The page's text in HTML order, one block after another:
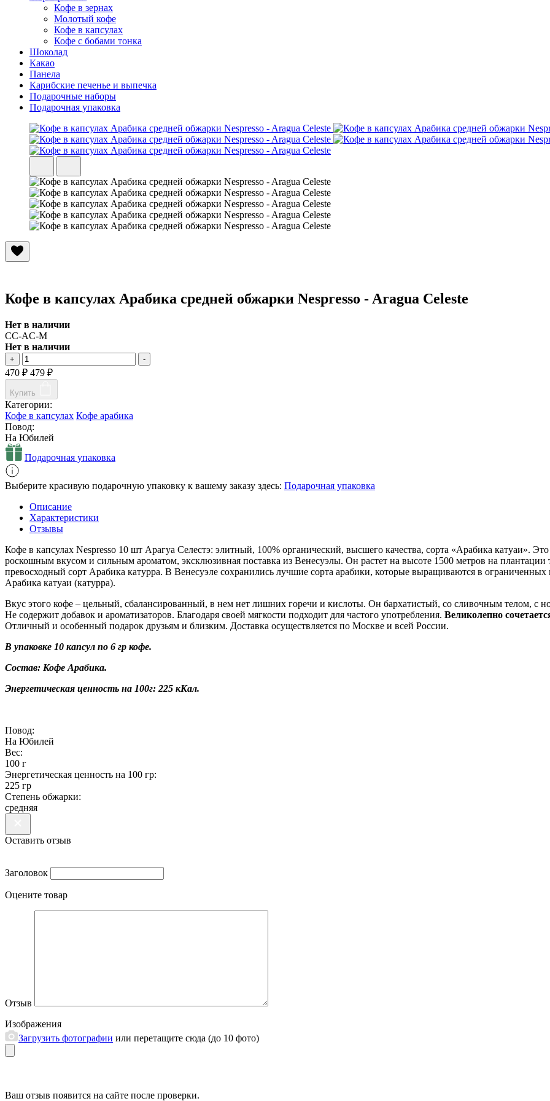
Кофе в зернах
Молотый кофе
Кофе в капсулах
Кофе с бобами тонка
Шоколад
Какао
Панела
Карибские печенье и выпечка
Подарочные наборы
Подарочная упаковка
Кофе в капсулах Арабика средней обжарки Nespresso - Aragua Celeste
Нет в наличии
CC-AC-M
Нет в наличии
+ -
470 ₽ 479 ₽
Купить
Категории:
Кофе в капсулах Кофе арабика
Повод:
На Юбилей
Подарочная упаковка
Выберите красивую подарочную упаковку к вашему заказу здесь: Подарочная упаковка
Описание
Характеристики
Отзывы
Кофе в капсулах Nespresso 10 шт Арагуа Селестэ: элитный, 100% органический, высшего качества, сорта «Арабика катуаи».
роскошным вкусом и сильным ароматом, эксклюзивная поставка из Венесуэлы. Он растет на высоте 1500 метров на плантации
превосходный сорт Арабика катурра. В Венесуэле сохранились лучшие сорта арабики, которые выращиваются в
Арабика катуаи (катурра).
Вкус этого кофе – цельный, сбалансированный, в нем нет лишних горечи и кислоты. Он бархатистый, со сливочным телом, с
Не содержит добавок и ароматизаторов. Благодаря своей мягкости подходит для частого употребления. Великолепно
Отличный и особенный подарок друзьям и близким. Доставка осуществляется по Москве и всей России.
В упаковке 10 капсул по 6 гр кофе.
Состав: Кофе Арабика.
Энергетическая ценность на 100г: 225 кКал.
Повод:
На Юбилей
Вес:
100 г
Энергетическая ценность на 100 гр:
225 гр
Степень обжарки:
средняя
Оставить отзыв
Заголовок
Оцените товар
Отзыв
Изображения
Загрузить фотографии или перетащите сюда (до 10 фото)
Ваш отзыв появится на сайте после проверки.